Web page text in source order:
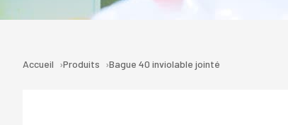
Accueil Produits Bague 40 inviolable jointé